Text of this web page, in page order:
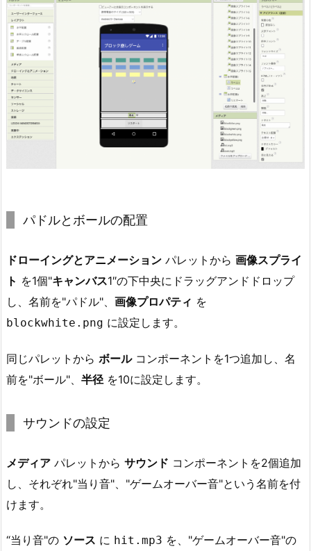
パドルとボールの配置
ドローイングとアニメーション パレットから 画像スプライ
ト を1個"キャンバス1″の下中央にドラッグアンドドロップ
し、名前を"パドル"、 画像プロパティ を
blockwhite.png に設定します。
同じパレットから ボールコンポーネントを1つ追加し、名
前を"ボール"、 半径 を10に設定します。
サウンドの設定
メディア パレットから サウンド コンポーネントを2個追加
し、それぞれ"当り音"、"ゲームオーバー音"という名前を付
けます。
“当り音"の ソース に hit.mp3 を、"ゲームオーバー音"の